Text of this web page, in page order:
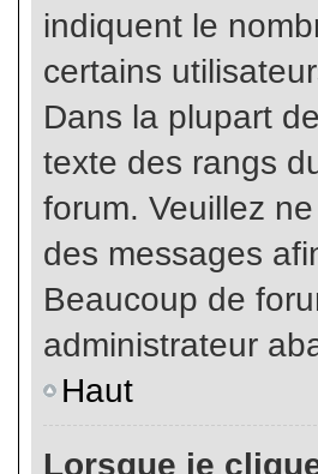
indiquent le
certains
Dans la plupart
texte des rangs
forum. Veuillez
des messages
Beaucoup de
administrateur
Haut
Lorsque je